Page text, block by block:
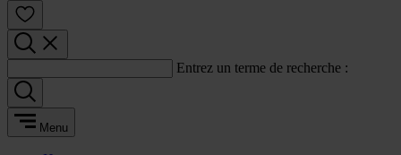
Entrez un terme de recherche :
Menu